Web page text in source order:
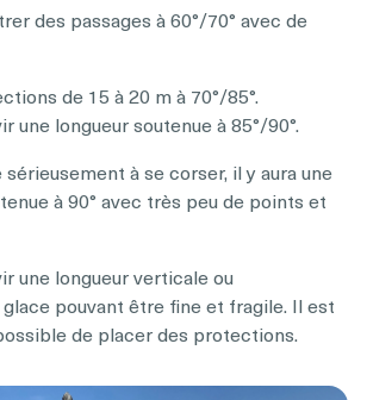
des passages à 60°/70° avec de
de 15 à 20 m à 70°/85°.
une longueur soutenue à 85°/90°.
à se corser, il y aura une
à 90° avec très peu de points et
une longueur verticale ou
pouvant être fine et fragile. Il est
de placer des protections.